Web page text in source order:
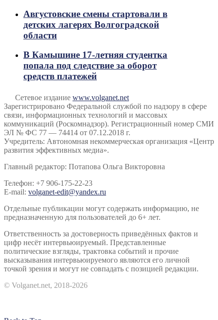
Августовские смены стартовали в
детских лагерях Волгоградской
области
В Камышине 17-летняя студентка
попала под следствие за оборот
средств платежей
Сетевое издание www.volganet.net
Зарегистрировано Федеральной службой по надзору в сфере
связи, информационных технологий и массовых
коммуникаций (Роскомнадзор). Регистрационный номер СМИ
ЭЛ № ФС 77 — 74414 от 07.12.2018 г.
Учредитель: Автономная некоммерческая организация «Центр
развития эффективных медиа».
Главный редактор: Потапова Ольга Викторовна
Телефон: +7 906-175-22-23
E-mail: volganet-edit@yandex.ru
Отдельные публикации могут содержать информацию, не
предназначенную для пользователей до 6+ лет.
Ответственность за достоверность приведённых фактов и
цифр несёт интервьюируемый. Представленные
политические взгляды, трактовка событий и прочие
высказывания интервьюируемого являются его личной
точкой зрения и могут не совпадать с позицией редакции.
© Volganet.net, 2018-2026